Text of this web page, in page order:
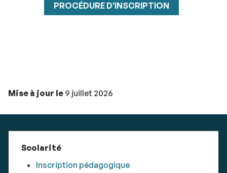
PROCÉDURE D'INSCRIPTION
Mise à jour le 9 juillet 2026
Scolarité
Inscription pédagogique